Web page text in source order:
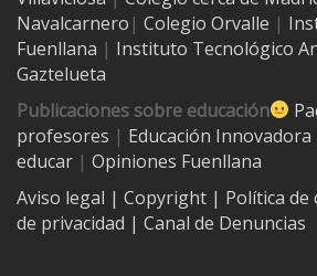
Navalcarnero | Colegio Orvalle |
Fuenllana | Instituto Tecnológico
Gaztelueta
Publicaciones sobre educación
profesores | Educación Innovadora
educar | Opiniones Fuenllana
Aviso legal | Copyright | Política de
de privacidad | Canal de Denuncias